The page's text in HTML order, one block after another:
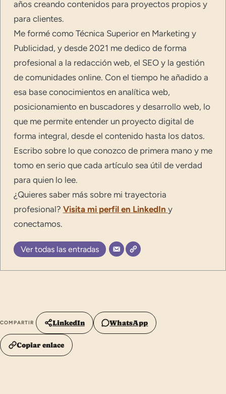
años creando contenidos para proyectos propios y
para clientes.
Me formé como Técnica Superior en Marketing y
Publicidad, y desde 2021 me dedico de forma
profesional a la redacción web, el SEO y la gestión
de comunidades online. Con el tiempo he añadido a
esa base conocimientos en analítica web,
posicionamiento en buscadores y desarrollo web, lo
que me permite entender un proyecto digital de
forma integral, desde el contenido hasta los datos.
Escribo sobre lo que conozco de primera mano y me
tomo en serio que cada artículo sea útil de verdad
para quien lo lee.
¿Quieres saber más sobre mi trayectoria
profesional? Visita mi perfil en LinkedIn y
conectamos.
Ver todas las entradas
COMPARTIR LinkedIn WhatsApp
Copiar enlace